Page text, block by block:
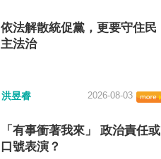
依法解散統促黨，更要守住民
主法治
洪昱睿 2026-08-03
「有事衝著我來」 政治責任或
口號表演？